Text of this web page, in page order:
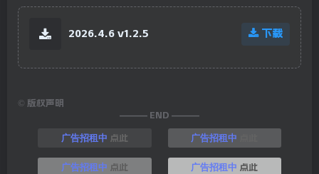
2026.4.6 v1.2.5 下载
© 版权声明
——— END ———
广告招租中 点此 广告招租中
广告招租中 点此 广告招租中 点此